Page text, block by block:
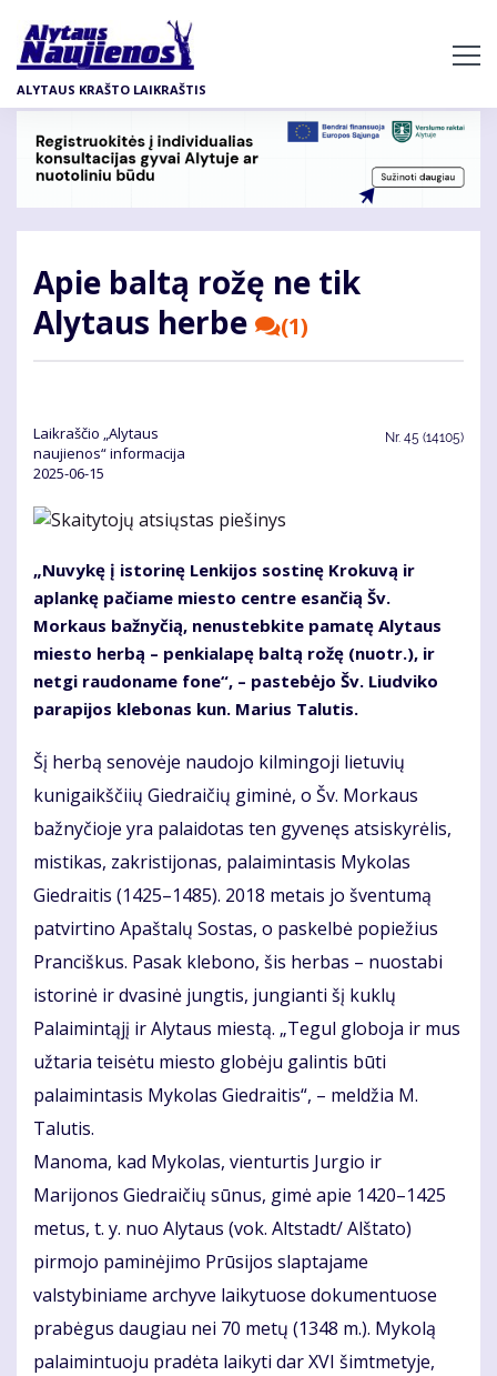
pagrindinį
turinį
ALYTAUS KRAŠTO LAIKRAŠTIS
Apie baltą rožę ne tik
Alytaus herbe
(1)
Laikraščio „Alytaus
naujienos“ informacija
2025-06-15
Nr. 45 (14105)
„Nuvykę į istorinę Lenkijos sostinę Krokuvą ir
aplankę pačiame miesto centre esančią Šv.
Morkaus bažnyčią, nenustebkite pamatę Alytaus
miesto herbą – penkialapę baltą rožę (nuotr.), ir
netgi raudoname fone“, – pastebėjo Šv. Liudviko
parapijos klebonas kun. Marius Talutis.
Šį herbą senovėje naudojo kilmingoji lietuvių
kunigaikščiių Giedraičių giminė, o Šv. Morkaus
bažnyčioje yra palaidotas ten gyvenęs atsiskyrėlis,
mistikas, zakristijonas, palaimintasis Mykolas
Giedraitis (1425–1485). 2018 metais jo šventumą
patvirtino Apaštalų Sostas, o paskelbė popiežius
Pranciškus. Pasak klebono, šis herbas – nuostabi
istorinė ir dvasinė jungtis, jungianti šį kuklų
Palaimintąjį ir Alytaus miestą. „Tegul globoja ir mus
užtaria teisėtu miesto globėju galintis būti
palaimintasis Mykolas Giedraitis“, – meldžia M.
Talutis.
Manoma, kad Mykolas, vienturtis Jurgio ir
Marijonos Giedraičių sūnus, gimė apie 1420–1425
metus, t. y. nuo Alytaus (vok. Altstadt/ Alštato)
pirmojo paminėjimo Prūsijos slaptajame
valstybiniame archyve laikytuose dokumentuose
prabėgus daugiau nei 70 metų (1348 m.). Mykolą
palaimintuoju pradėta laikyti dar XVI šimtmetyje,